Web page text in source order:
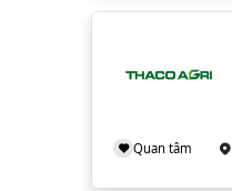
Quan tâm